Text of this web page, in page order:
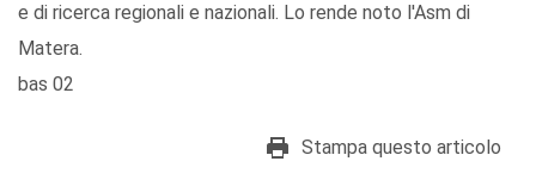
e di ricerca regionali e nazionali. Lo rende noto l'Asm di
Matera.
bas 02
Stampa questo articolo